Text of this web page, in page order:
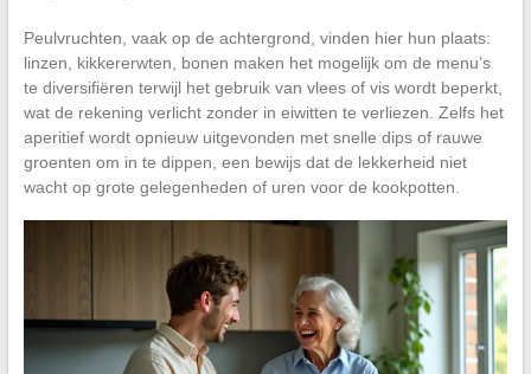
Peulvruchten, vaak op de achtergrond, vinden hier hun plaats:
linzen, kikkererwten, bonen maken het mogelijk om de menu’s
te diversifiëren terwijl het gebruik van vlees of vis wordt beperkt,
wat de rekening verlicht zonder in eiwitten te verliezen. Zelfs het
aperitief wordt opnieuw uitgevonden met snelle dips of rauwe
groenten om in te dippen, een bewijs dat de lekkerheid niet
wacht op grote gelegenheden of uren voor de kookpotten.